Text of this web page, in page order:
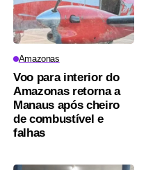
Amazonas
Voo para interior do
Amazonas retorna a
Manaus após cheiro
de combustível e
falhas